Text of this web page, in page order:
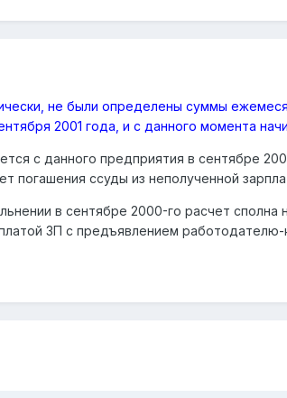
не были определены суммы
2001 года, и с данного момента
с данного предприятия в сентябре
погашения ссуды из неполученной
в сентябре 2000-го расчет
ЗП с предъявлением